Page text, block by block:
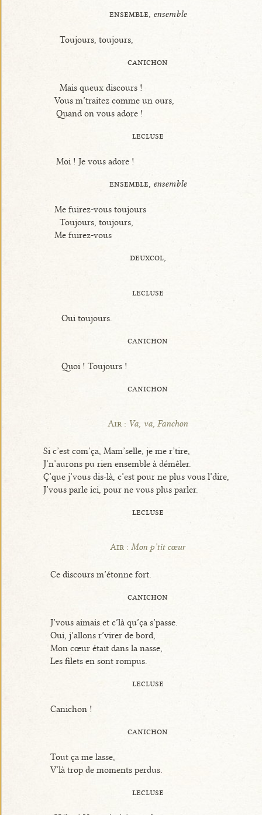
ensemble, ensemble
Toujours, toujours,
canichon
Mais queux discours !
Vous m’traitez comme un ours,
Quand on vous adore !
lecluse
Moi ! Je vous adore !
ensemble, ensemble
Me fuirez-vous toujours
Toujours, toujours,
Me fuirez-vous
deuxcol,
lecluse
Oui toujours.
canichon
Quoi ! Toujours !
canichon
Air : Va, va, Fanchon
Si c’est com’ça, Mam’selle, je me r’tire,
J’n’aurons pu rien ensemble à démêler.
Ç’que j’vous dis-là, c’est pour ne plus vous l’dire,
J’vous parle ici, pour ne vous plus parler.
lecluse
Air :Mon p’tit cœur
Ce discours m’étonne fort.
canichon
J’vous aimais et c’là qu’ça s’passe.
Oui, j’allons r’virer de bord,
Mon cœur était dans la nasse,
Les filets en sont rompus.
lecluse
Canichon !
canichon
Tout ça me lasse,
V’là trop de moments perdus.
lecluse